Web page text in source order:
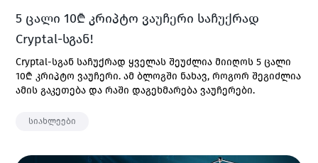
5 ცალი 10₾ კრიპტო ვაუჩერი საჩუქრად
Cryptal-სგან!
Cryptal-სგან საჩუქრად ყველას შეუძლია მიიღოს 5 ცალი
10₾ კრიპტო ვაუჩერი. ამ ბლოგში ნახავ, როგორ შეგიძლია
ამის გაკეთება და რაში დაგეხმარება ვაუჩერები.
სიახლეები